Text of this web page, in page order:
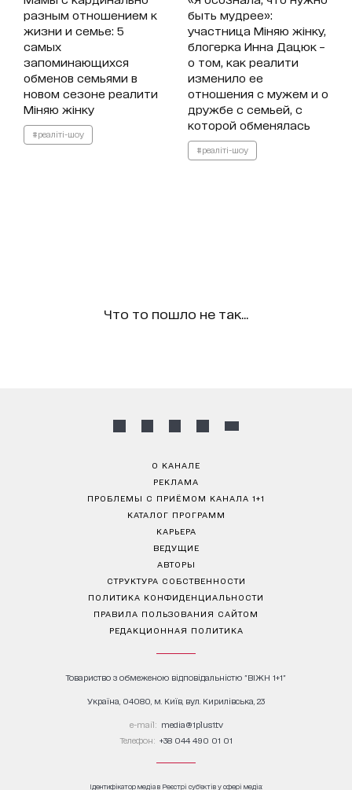
разным отношением к
жизни и семье: 5
самых
запоминающихся
обменов семьями в
новом сезоне реалити
Міняю жінку
#реаліті-шоу
быть мудрее»:
участница Міняю жінку,
блогерка Инна Дацюк –
о том, как реалити
изменило ее
отношения с мужем и о
дружбе с семьей, с
которой обменялась
#реаліті-шоу
Что то пошло не так...
О КАНАЛЕ
РЕКЛАМА
ПРОБЛЕМЫ С ПРИЁМОМ КАНАЛА 1+1
КАТАЛОГ ПРОГРАММ
КАРЬЕРА
ВЕДУЩИЕ
АВТОРЫ
СТРУКТУРА СОБСТВЕННОСТИ
ПОЛИТИКА КОНФИДЕНЦИАЛЬНОСТИ
ПРАВИЛА ПОЛЬЗОВАНИЯ САЙТОМ
РЕДАКЦИОННАЯ ПОЛИТИКА
Товариство з обмеженою відповідальністю "ВІЖН 1+1"
Україна, 04080, м. Київ, вул. Кирилівська, 23
е-mail: media@1plus1.tv
Телефон: +38 044 490 01 01
Ідентифікатор медіа в Реєстрі суб’єктів у сфері медіа: